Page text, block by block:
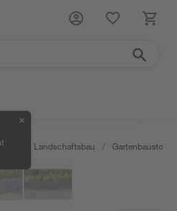
✕
& Landschaftsbau / Gartenbaustoffe